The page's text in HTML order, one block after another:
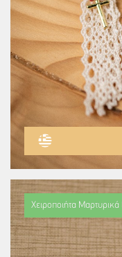
Χειροποιήτα